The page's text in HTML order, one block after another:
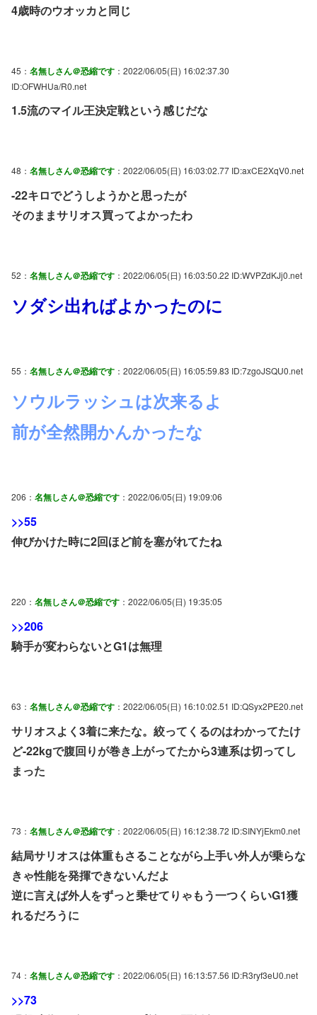
4歳時のウオッカと同じ
45： 名無しさん＠恐縮です ：2022/06/05(日) 16:02:37.30
ID:OFWHUa/R0.net
1.5流のマイル王決定戦という感じだな
48： 名無しさん＠恐縮です ：2022/06/05(日) 16:03:02.77 ID:axCE2XqV0.net
-22キロでどうしようかと思ったが
そのままサリオス買ってよかったわ
52： 名無しさん＠恐縮です ：2022/06/05(日) 16:03:50.22 ID:WVPZdKJj0.net
ソダシ出ればよかったのに
55： 名無しさん＠恐縮です ：2022/06/05(日) 16:05:59.83 ID:7zgoJSQU0.net
ソウルラッシュは次来るよ
前が全然開かんかったな
206： 名無しさん＠恐縮です ：2022/06/05(日) 19:09:06
>>55
伸びかけた時に2回ほど前を塞がれてたね
220： 名無しさん＠恐縮です ：2022/06/05(日) 19:35:05
>>206
騎手が変わらないとG1は無理
63： 名無しさん＠恐縮です ：2022/06/05(日) 16:10:02.51 ID:QSyx2PE20.net
サリオスよく3着に来たな。絞ってくるのはわかってたけ
ど-22kgで腹回りが巻き上がってたから3連系は切ってし
まった
73： 名無しさん＠恐縮です ：2022/06/05(日) 16:12:38.72 ID:SINYjEkm0.net
結局サリオスは体重もさることながら上手い外人が乗らな
きゃ性能を発揮できないんだよ
逆に言えば外人をずっと乗せてりゃもう一つくらいG1獲
れるだろうに
74： 名無しさん＠恐縮です ：2022/06/05(日) 16:13:57.56 ID:R3ryf3eU0.net
>>73